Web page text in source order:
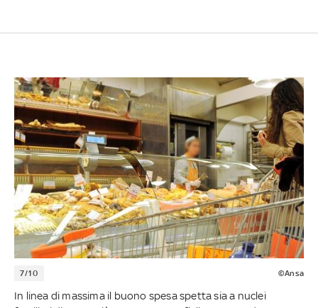
7/10 ©Ansa
In linea di massima il buono spesa spetta sia a nuclei